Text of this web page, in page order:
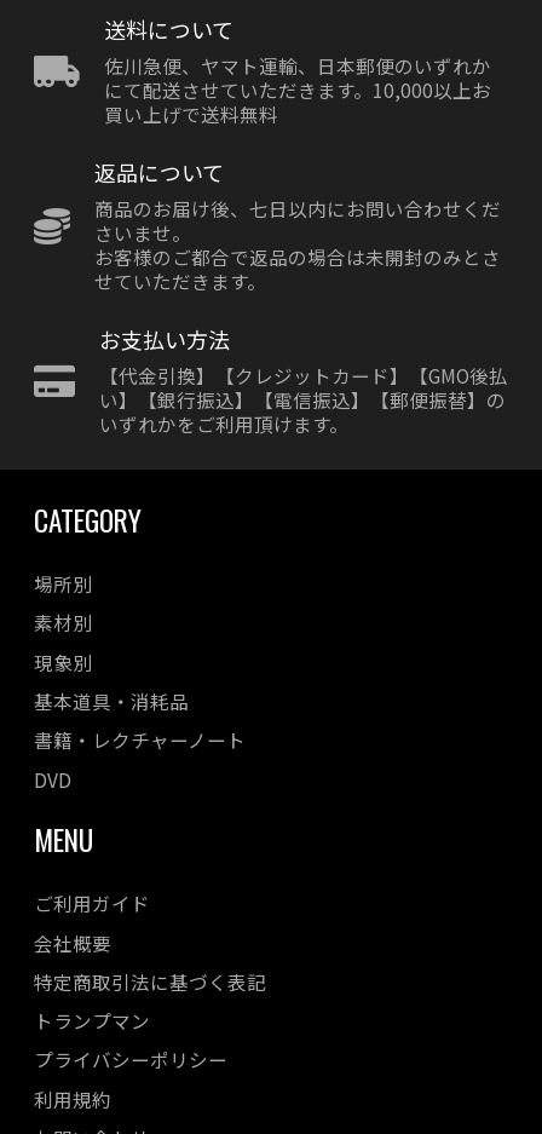
送料について
佐川急便、ヤマト運輸、日本郵便のいずれか
にて配送させていただきます。10,000以上お
買い上げで送料無料
返品について
商品のお届け後、七日以内にお問い合わせくだ
さいませ。
お客様のご都合で返品の場合は未開封のみとさ
せていただきます。
お支払い方法
【代金引換】【クレジットカード】【GMO後払
い】【銀行振込】【電信振込】【郵便振替】の
いずれかをご利用頂けます。
CATEGORY
場所別
素材別
現象別
基本道具・消耗品
書籍・レクチャーノート
DVD
MENU
ご利用ガイド
会社概要
特定商取引法に基づく表記
トランプマン
プライバシーポリシー
利用規約